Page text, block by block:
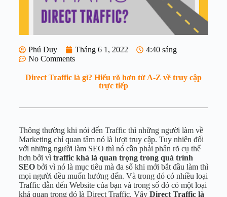
Phú Duy Tháng 6 1, 2022
4:40 sáng
No Comments
Direct Traffic là gì? Hiểu rõ hơn từ A-Z về truy cập
trực tiếp
Thông thường khi nói đến Traffic thì những người làm về
Marketing chỉ quan tâm nó là lượt truy cập. Tuy nhiên đối
với những người làm SEO thì nó cần phải phân rõ cụ thể
hơn bởi vìtraffic khá là quan trọng trong quá trình
SEObởi vì nó là mục tiêu mà đa số khi mới bắt đầu làm thì
mọi người đều muốn hướng đến. Và trong đó có nhiều loại
Traffic dẫn đến Website của bạn và trong số đó có một loại
khá quan trọng đó là Direct Traffic. Vậy Direct Traffic là